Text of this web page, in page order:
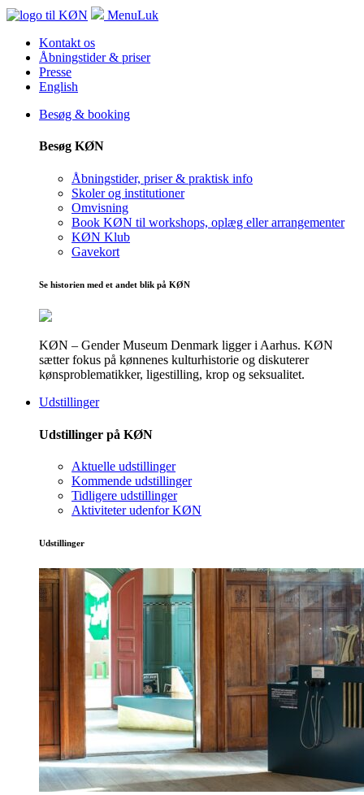
MenuLuk
Kontakt os
Åbningstider & priser
Presse
English
Besøg & booking
Besøg KØN
Åbningstider, priser & praktisk info
Skoler og institutioner
Omvisning
Book KØN til workshops, oplæg eller arrangementer
KØN Klub
Gavekort
Se historien med et andet blik på KØN
KØN – Gender Museum Denmark ligger i Aarhus. KØN
sætter fokus på kønnenes kulturhistorie og diskuterer
kønsproblematikker, ligestilling, krop og seksualitet.
Udstillinger
Udstillinger på KØN
Aktuelle udstillinger
Kommende udstillinger
Tidligere udstillinger
Aktiviteter udenfor KØN
Udstillinger